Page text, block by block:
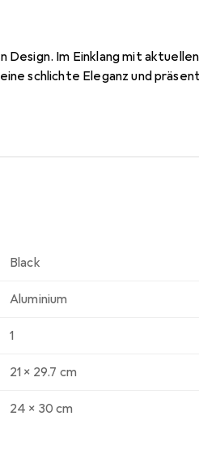
Design. Im Einklang mit
schlichte Eleganz und
Black
Aluminium
1
21 x 29.7 cm
24 x 30 cm